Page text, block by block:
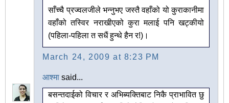
साँच्चै प्रज्वलजीले भन्नुभए जस्तै वहाँको यो कुराकानीमा
वहाँको तस्विर नराखीएको कुरा मलाई पनि खट्कीयो
(पहिला-पहिला त सधैं हुन्थे हैन र!)।
March 24, 2009 at 8:23 PM
आश्मा said...
बसन्तदाईको विचार र अभिब्यक्तिबाट निकै प्राभावित छु